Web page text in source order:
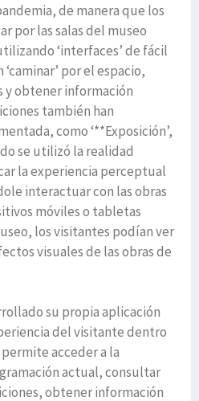
de manera que los
por las salas del museo
‘interfaces’ de fácil
por el espacio,
y obtener información
también han
como ‘**Exposición’,
se utilizó la realidad
la experiencia perceptual
interactuar con las obras
móviles o tabletas
los visitantes podían ver
visuales de las obras de
su propia aplicación
del visitante dentro
acceder a la
actual, consultar
obtener información